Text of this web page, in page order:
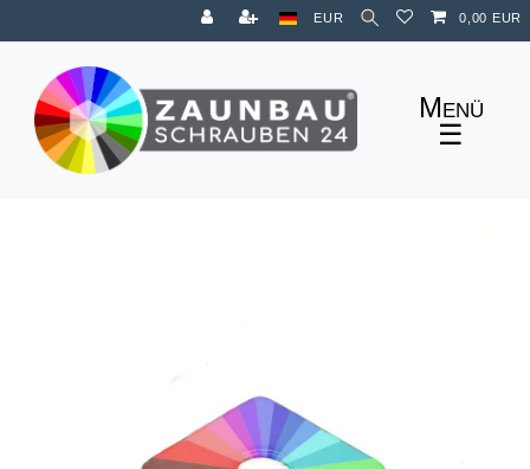
EUR 0,00 EUR
☰